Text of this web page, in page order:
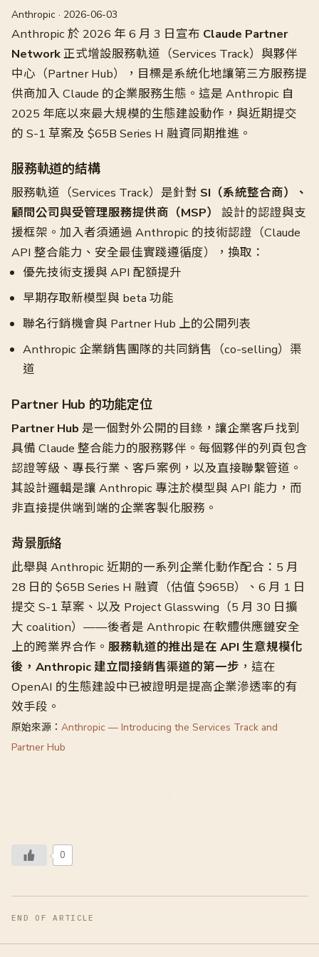
Anthropic · 2026-06-03
Anthropic 於 2026 年 6 月 3 日宣布 Claude Partner
Network正式增設服務軌道（Services Track）與夥伴
中心（Partner Hub），目標是系統化地讓第三方服務提
供商加入 Claude 的企業服務生態。這是 Anthropic 自
2025 年底以來最大規模的生態建設動作，與近期提交
的 S-1 草案及 $65B Series H 融資同期推進。
服務軌道的結構
服務軌道（Services Track）是針對 SI（系統整合商）、
顧問公司與受管理服務提供商（MSP）
設計的認證與支
援框架。加入者須通過 Anthropic 的技術認證（Claude
API 整合能力、安全最佳實踐遵循度），換取：
優先技術支援與 API 配額提升
早期存取新模型與 beta 功能
聯名行銷機會與 Partner Hub 上的公開列表
Anthropic 企業銷售團隊的共同銷售（co-selling）渠
道
Partner Hub 的功能定位
Partner Hub 是一個對外公開的目錄，讓企業客戶找到
具備 Claude 整合能力的服務夥伴。每個夥伴的列頁包含
認證等級、專長行業、客戶案例，以及直接聯繫管道。
其設計邏輯是讓 Anthropic 專注於模型與 API 能力，而
非直接提供端到端的企業客製化服務。
背景脈絡
此舉與 Anthropic 近期的一系列企業化動作配合：5 月
28 日的 $65B Series H 融資（估值 $965B）、6 月 1 日
提交 S-1 草案、以及 Project Glasswing（5 月 30 日擴
大 coalition）——後者是 Anthropic 在軟體供應鏈安全
上的跨業界合作。 服務軌道的推出是在 API 生意規模化
後，Anthropic 建立間接銷售渠道的第一步 ，這在
OpenAI 的生態建設中已被證明是提高企業滲透率的有
效手段。
原始來源： Anthropic — Introducing the Services Track and
Partner Hub
0
END OF ARTICLE